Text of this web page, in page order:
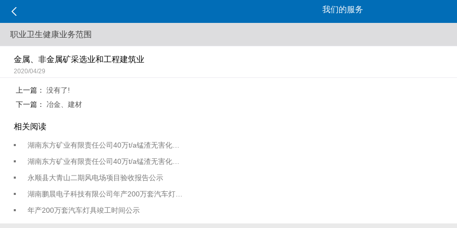
我们的服务
职业卫生健康业务范围
金属、非金属矿采选业和工程建筑业
2020/04/29
上一篇：
没有了!
下一篇：
冶金、建材
相关阅读
湖南东方矿业有限责任公司40万t/a锰渣无害化…
湖南东方矿业有限责任公司40万t/a锰渣无害化…
永顺县大青山二期风电场项目验收报告公示
湖南鹏晨电子科技有限公司年产200万套汽车灯…
年产200万套汽车灯具竣工时间公示